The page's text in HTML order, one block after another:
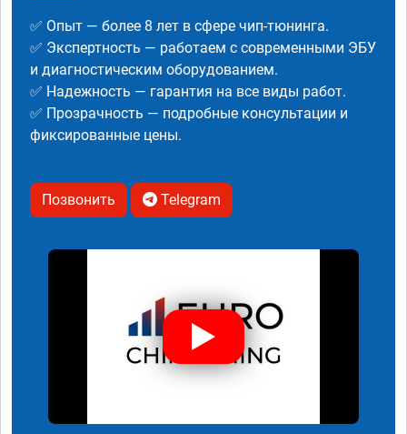
✅ Опыт — более 8 лет в сфере чип-тюнинга.
✅ Экспертность — работаем с современными ЭБУ
и диагностическим оборудованием.
✅ Надежность — гарантия на все виды работ.
✅ Прозрачность — подробные консультации и
фиксированные цены.
Позвонить Telegram